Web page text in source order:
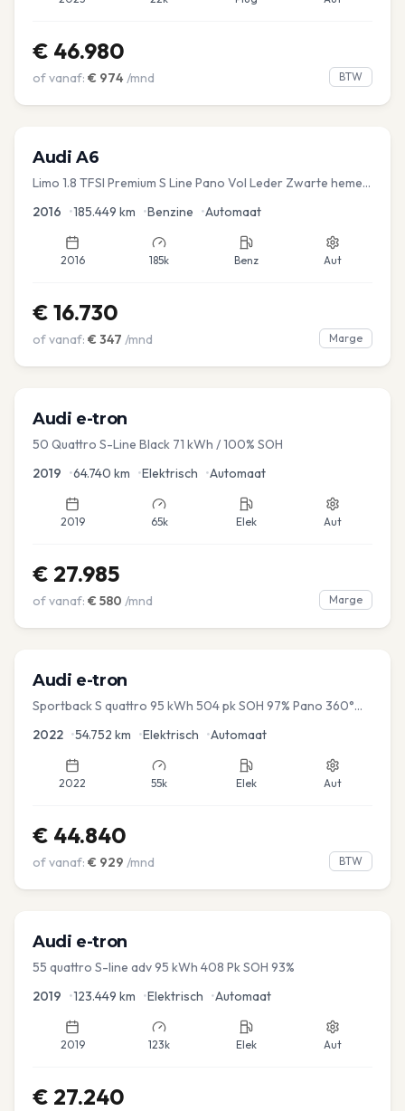
€ 46.980
of vanaf: € 974 /mnd BTW
Audi A6
Limo 1.8 TFSI Premium S Line Pano Vol Leder Zwarte hemel
2016 •185.449 km •Benzine •Automaat
2016 185k Benz Aut
€ 16.730
of vanaf: € 347 /mnd Marge
Audi e-tron
50 Quattro S-Line Black 71 kWh / 100% SOH
2019 •64.740 km •Elektrisch •Automaat
2019 65k Elek Aut
€ 27.985
of vanaf: € 580 /mnd Marge
Audi e-tron
Sportback S quattro 95 kWh 504 pk SOH 97% Pano 360°
2022 •54.752 km •Elektrisch •Automaat
2022 55k Elek Aut
€ 44.840
of vanaf: € 929 /mnd BTW
Audi e-tron
55 quattro S-line adv 95 kWh 408 Pk SOH 93%
2019 •123.449 km •Elektrisch •Automaat
2019 123k Elek Aut
€ 27.240